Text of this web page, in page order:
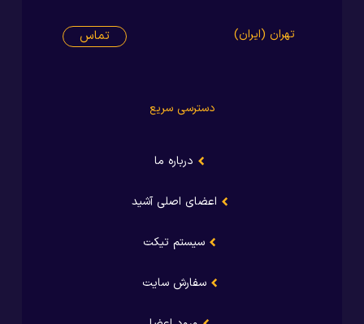
دسترسی سریع
درباره ما
اعضای اصلی آشید
سیستم تیکت
سفارش سایت
تهران (ایران) تماس